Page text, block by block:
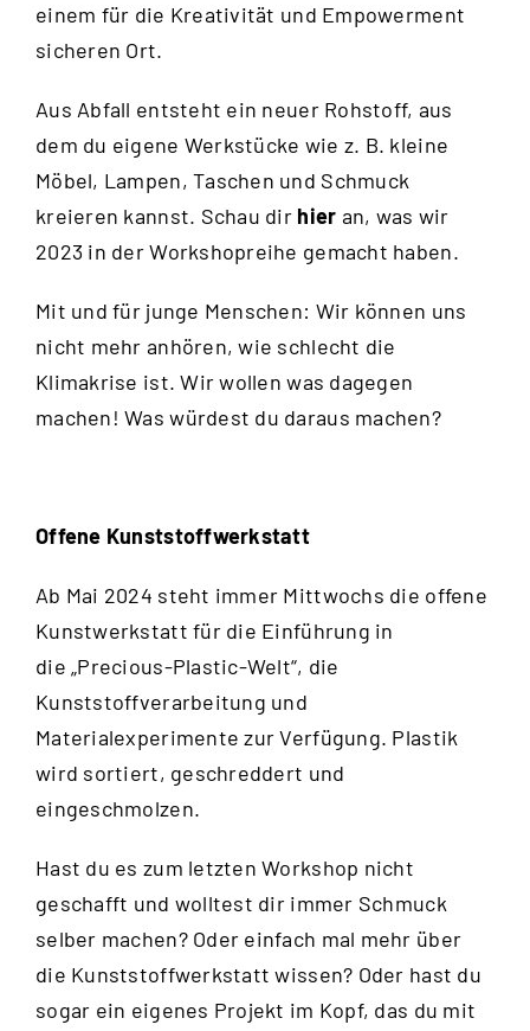
einem für die Kreativität und Empowerment
sicheren Ort.
Aus Abfall entsteht ein neuer Rohstoff, aus
dem du eigene Werkstücke wie z. B. kleine
Möbel, Lampen, Taschen und Schmuck
kreieren kannst. Schau dir hier an, was wir
2023 in der Workshopreihe gemacht haben.
Mit und für junge Menschen: Wir können uns
nicht mehr anhören, wie schlecht die
Klimakrise ist. Wir wollen was dagegen
machen! Was würdest du daraus machen?
Offene Kunststoffwerkstatt
Ab Mai 2024 steht immer Mittwochs die offene
Kunstwerkstatt für die Einführung in
die „Precious-Plastic-Welt“, die
Kunststoffverarbeitung und
Materialexperimente zur Verfügung. Plastik
wird sortiert, geschreddert und
eingeschmolzen.
Hast du es zum letzten Workshop nicht
geschafft und wolltest dir immer Schmuck
selber machen? Oder einfach mal mehr über
die Kunststoffwerkstatt wissen? Oder hast du
sogar ein eigenes Projekt im Kopf, das du mit